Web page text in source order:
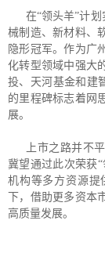
在“领头羊”计
械制造、新材料、
隐形冠军。作为广
化转型领域中强大
投、天河基金和建
的里程碑标志着网
展。
上市之路并不
冀望通过此次荣获
机构等多方资源提
下，借助更多资本
高质量发展。